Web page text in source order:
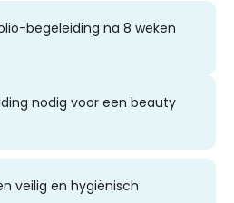
begeleiding na 8 weken
nodig voor een beauty
veilig en hygiënisch